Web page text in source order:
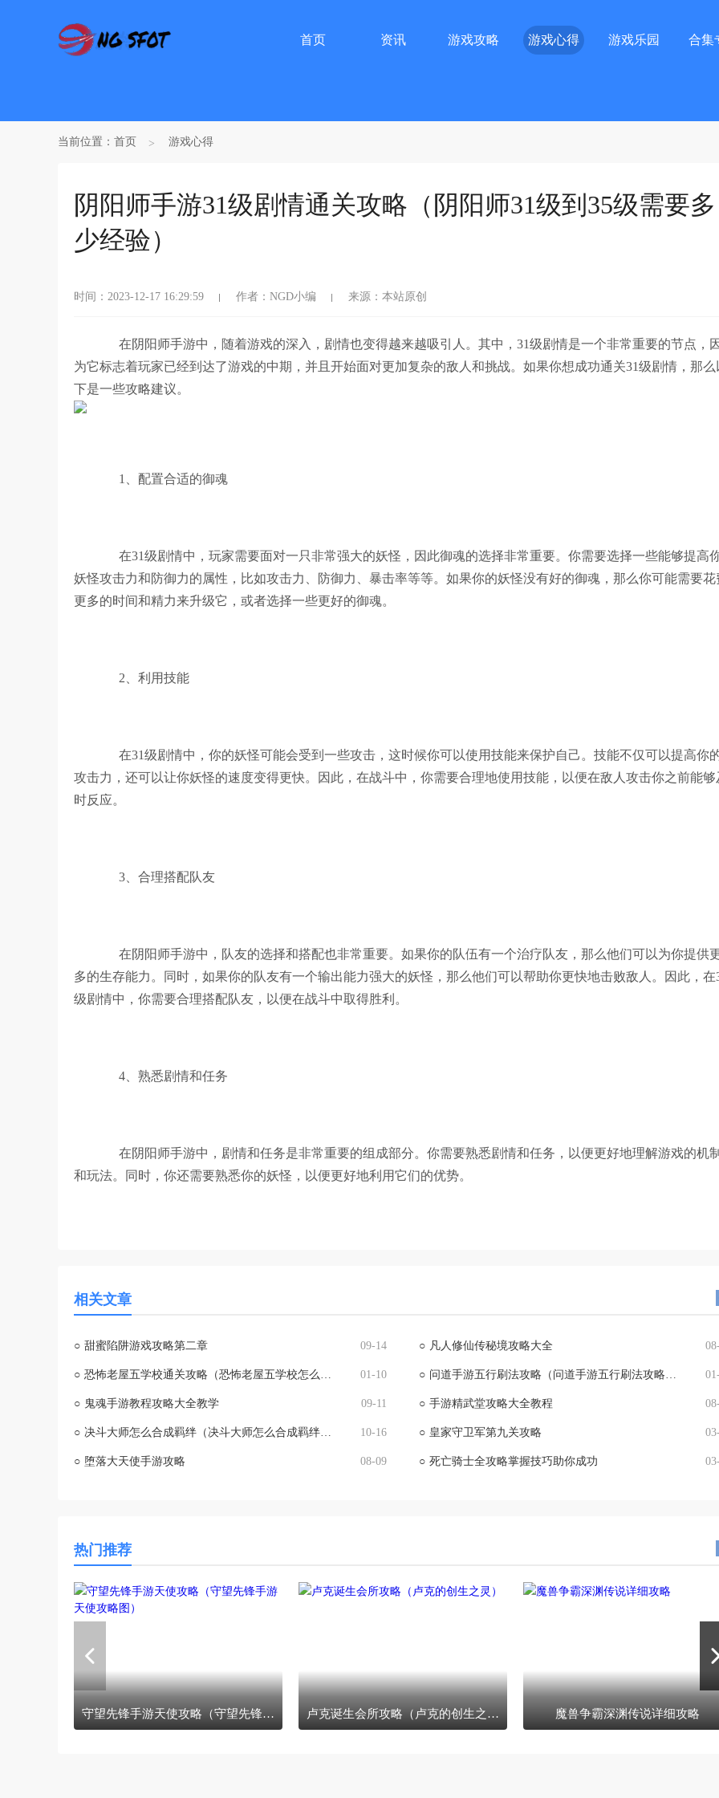
首页 资讯 游戏攻略 游戏心得 游戏乐园 合集
当前位置： 首页 游戏心得
阴阳师手游31级剧情通关攻略（阴阳师31级到35级需要多
少经验）
时间：2023-12-17 16:29:59 作者：NGD小编 来源：本站原创
在阴阳师手游中，随着游戏的深入，剧情也变得越来越吸引人。其中，31级剧情是一个非常重要的节点，因
为它标志着玩家已经到达了游戏的中期，并且开始面对更加复杂的敌人和挑战。如果你想成功通关31级剧情，那么
下是一些攻略建议。
1、配置合适的御魂
在31级剧情中，玩家需要面对一只非常强大的妖怪，因此御魂的选择非常重要。你需要选择一些能够提高
妖怪攻击力和防御力的属性，比如攻击力、防御力、暴击率等等。如果你的妖怪没有好的御魂，那么你可能需要花
更多的时间和精力来升级它，或者选择一些更好的御魂。
2、利用技能
在31级剧情中，你的妖怪可能会受到一些攻击，这时候你可以使用技能来保护自己。技能不仅可以提高你
攻击力，还可以让你妖怪的速度变得更快。因此，在战斗中，你需要合理地使用技能，以便在敌人攻击你之前能够
时反应。
3、合理搭配队友
在阴阳师手游中，队友的选择和搭配也非常重要。如果你的队伍有一个治疗队友，那么他们可以为你提供
多的生存能力。同时，如果你的队友有一个输出能力强大的妖怪，那么他们可以帮助你更快地击败敌人。因此，在
级剧情中，你需要合理搭配队友，以便在战斗中取得胜利。
4、熟悉剧情和任务
在阴阳师手游中，剧情和任务是非常重要的组成部分。你需要熟悉剧情和任务，以便更好地理解游戏的机制
和玩法。同时，你还需要熟悉你的妖怪，以便更好地利用它们的优势。
相关文章
○ 甜蜜陷阱游戏攻略第二章 09-14 ○ 凡人修仙传秘境攻略大全
○ 恐怖老屋五学校通关攻略（恐怖老屋五学校怎么通关） 01-10 ○ 问道手游五行刷法攻略（问道手游五行刷法攻略大全）
○ 鬼魂手游教程攻略大全教学 09-11 ○ 手游精武堂攻略大全教程
○ 决斗大师怎么合成羁绊（决斗大师怎么合成羁绊技能） 10-16 ○ 皇家守卫军第九关攻略
○ 堕落大天使手游攻略 08-09 ○ 死亡骑士全攻略掌握技巧助你成功
热门推荐
守望先锋手游天使攻略（守望先锋手游天使攻略图） 卢克诞生会所攻略（卢克的创生之灵） 魔兽争霸深渊传说详细攻略